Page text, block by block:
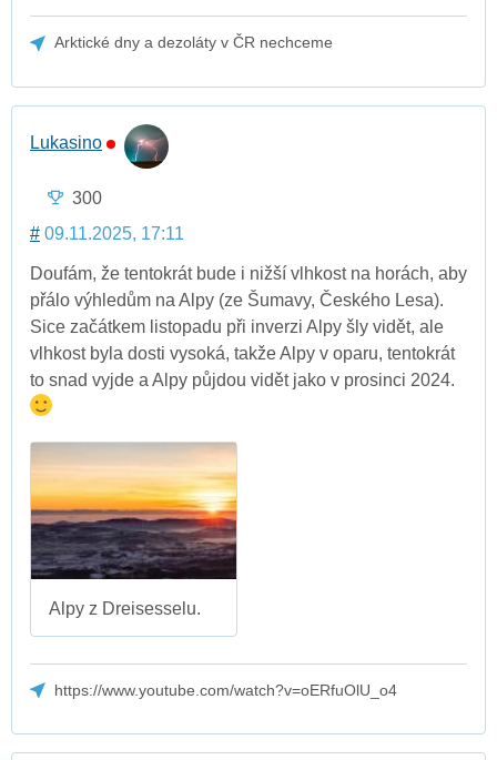
Arktické dny a dezoláty v ČR nechceme
Lukasino
300
# 09.11.2025, 17:11
Doufám, že tentokrát bude i nižší vlhkost na horách, aby
přálo výhledům na Alpy (ze Šumavy, Českého Lesa).
Sice začátkem listopadu při inverzi Alpy šly vidět, ale
vlhkost byla dosti vysoká, takže Alpy v oparu, tentokrát
to snad vyjde a Alpy půjdou vidět jako v prosinci 2024.
Alpy z Dreisesselu.
https://www.youtube.com/watch?v=oERfuOlU_o4